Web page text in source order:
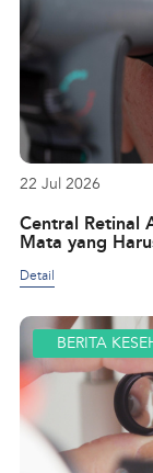
22 Jul 2026
Central Retinal
Mata yang
Detail
BERITA